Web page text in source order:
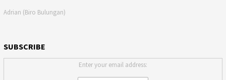
Adrian (Biro Bulungan)
SUBSCRIBE
Enter your email address: